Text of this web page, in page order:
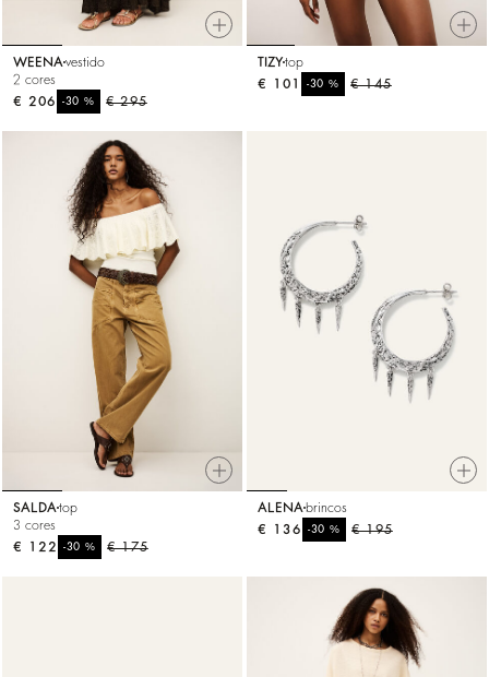
WEENA vestido
2 cores
€ 295
-30%
€ 206
TIZYtop
€ 145
-30%
€ 101
SALDA top
3 cores
€ 175
-30%
€ 122
ALENA brincos
€ 195
-30%
€ 136